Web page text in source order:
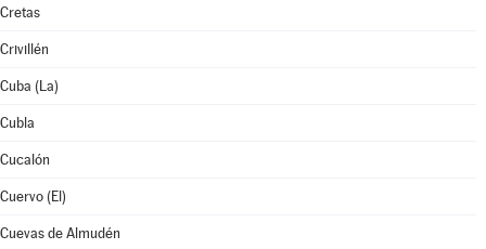
Cretas
Crivillén
Cuba (La)
Cubla
Cucalón
Cuervo (El)
Cuevas de Almudén